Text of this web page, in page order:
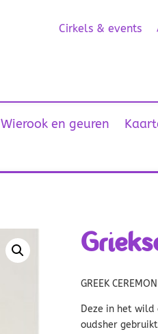
Cirkels & events
Wierook en geuren
GREEK
Deze in het
oudsher